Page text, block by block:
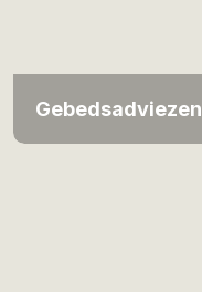
Gebedsadviezen